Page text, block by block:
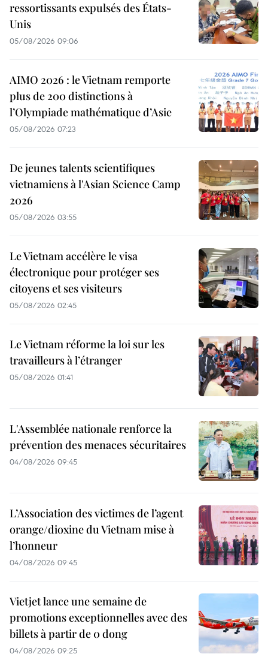
ressortissants expulsés des États-
Unis
05/08/2026 09:06
AIMO 2026 : le Vietnam remporte
plus de 200 distinctions à
l’Olympiade mathématique d’Asie
05/08/2026 07:23
De jeunes talents scientifiques
vietnamiens à l'Asian Science Camp
2026
05/08/2026 03:55
Le Vietnam accélère le visa
électronique pour protéger ses
citoyens et ses visiteurs
05/08/2026 02:45
Le Vietnam réforme la loi sur les
travailleurs à l’étranger
05/08/2026 01:41
L'Assemblée nationale renforce la
prévention des menaces sécuritaires
04/08/2026 09:45
L’Association des victimes de l’agent
orange/dioxine du Vietnam mise à
l’honneur
04/08/2026 09:45
Vietjet lance une semaine de
promotions exceptionnelles avec des
billets à partir de 0 dong
04/08/2026 09:25